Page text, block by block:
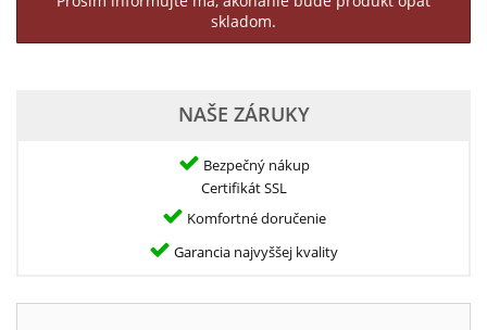
skladom.
NAŠE ZÁRUKY
Bezpečný nákup
Certifikát SSL
Komfortné doručenie
Garancia najvyššej kvality